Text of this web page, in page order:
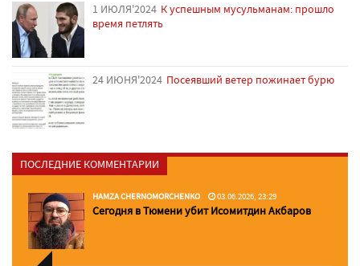
1 ИЮЛЯ'2024 К успешным мусульманам: прошло
время петлять
24 ИЮНЯ'2024 Посеявший ветер пожинает бурю
ПОСЛЕДНИЕ КОММЕНТАРИИ
HAMZA CHERNOMORCHENKO 03.06.2026, 23:29
Сегодня в Тюмени убит Исомитдин Акбаров